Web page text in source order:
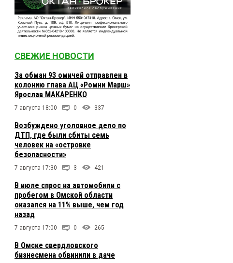
СВЕЖИЕ НОВОСТИ
За обман 93 омичей отправлен в
колонию глава АЦ «Ромни Марш»
Ярослав МАКАРЕНКО
7 августа 18:00 0 337
Возбуждено уголовное дело по
ДТП, где были сбиты семь
человек на «островке
безопасности»
7 августа 17:30 3 421
В июле спрос на автомобили с
пробегом в Омской области
оказался на 11% выше, чем год
назад
7 августа 17:00 0 265
В Омске свердловского
бизнесмена обвинили в даче